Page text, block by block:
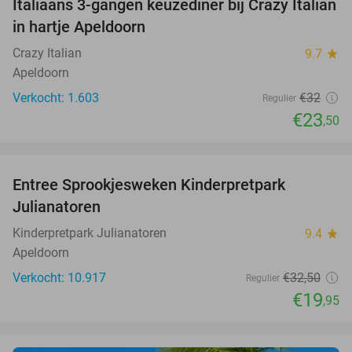
27%
Italiaans 3-gangen keuzediner bij Crazy Italian
in hartje Apeldoorn
Crazy Italian 9.7 star
Apeldoorn
Verkocht: 1.603
Regulier €32
€23,50
Entree Sprookjesweken Kinderpretpark
Julianatoren
Kinderpretpark Julianatoren 9.4 star
Apeldoorn
Verkocht: 10.917
Regulier €32,50
€19,95